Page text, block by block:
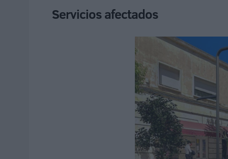
Servicios afectados